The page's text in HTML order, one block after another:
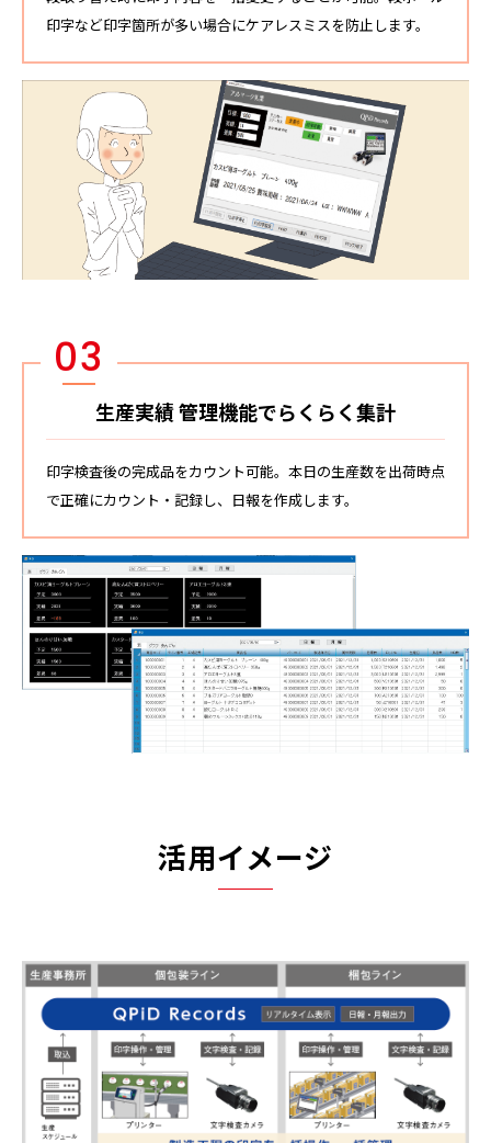
印字など印字箇所が多い場合にケアレスミスを防止します。
03
生産実績 管理機能でらくらく集計
印字検査後の完成品をカウント可能。本日の生産数を出荷時点
で正確にカウント・記録し、日報を作成します。
活用イメージ